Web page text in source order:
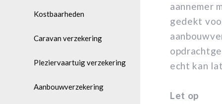
Kostbaarheden
Caravan verzekering
Pleziervaartuig verzekering
Aanbouwverzekering
aannemer
gedekt
echt kan
Let op